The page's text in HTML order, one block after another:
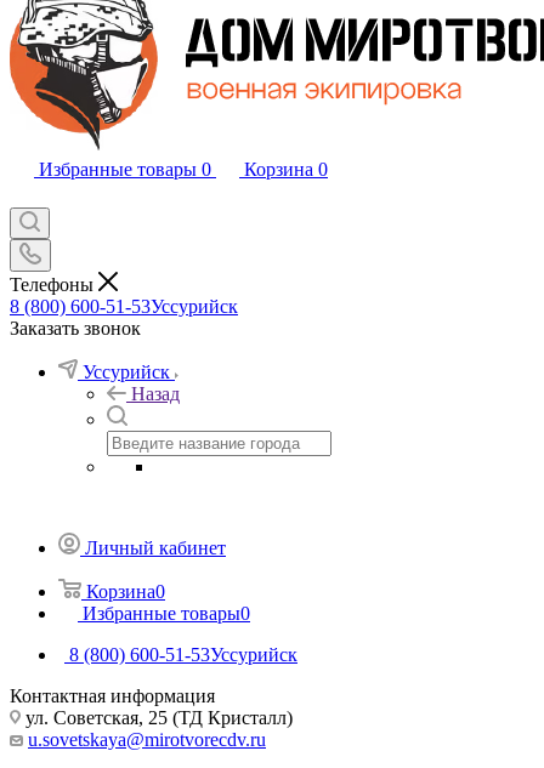
Избранные товары 0 Корзина 0
Телефоны
8 (800) 600-51-53Уссурийск
Заказать звонок
Уссурийск
Назад
Личный кабинет
Корзина0
Избранные товары0
8 (800) 600-51-53Уссурийск
Контактная информация
ул. Советская, 25 (ТД Кристалл)
u.sovetskaya@mirotvorecdv.ru